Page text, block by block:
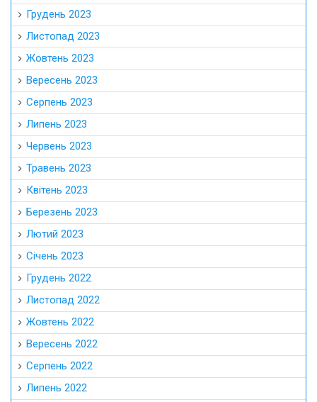
Грудень 2023
Листопад 2023
Жовтень 2023
Вересень 2023
Серпень 2023
Липень 2023
Червень 2023
Травень 2023
Квітень 2023
Березень 2023
Лютий 2023
Січень 2023
Грудень 2022
Листопад 2022
Жовтень 2022
Вересень 2022
Серпень 2022
Липень 2022